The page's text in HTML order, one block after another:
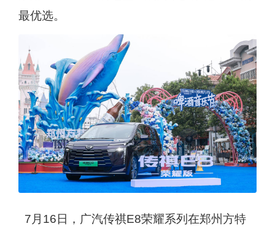
最优选。
7月16日，广汽传祺E8荣耀系列在郑州方特